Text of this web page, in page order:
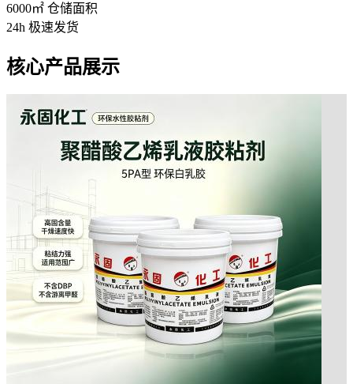
6000㎡ 仓储面积
24h 极速发货
核心产品展示